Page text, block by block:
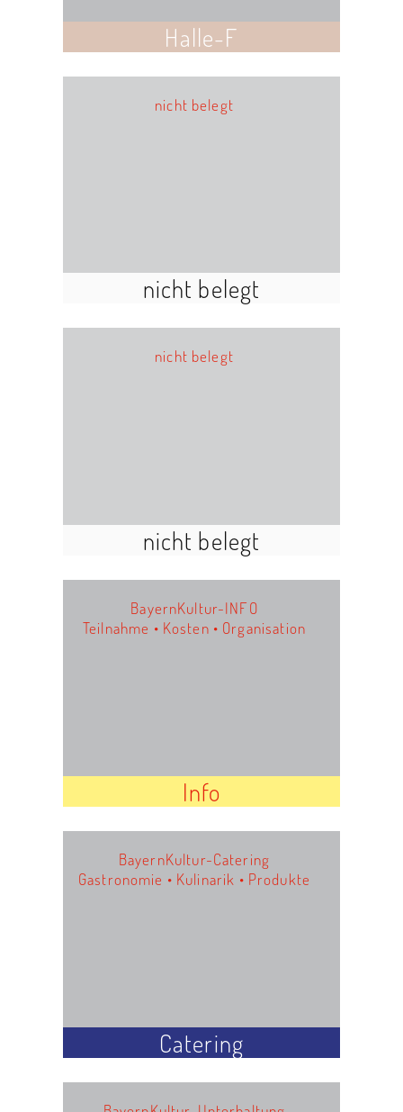
Halle-F
nicht belegt
nicht belegt
nicht belegt
nicht belegt
BayernKultur-INFO
Teilnahme • Kosten • Organisation
Info
BayernKultur-Catering
Gastronomie • Kulinarik • Produkte
Catering